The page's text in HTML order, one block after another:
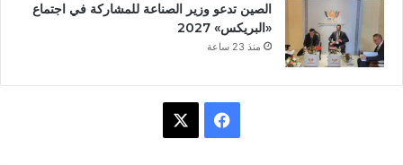
الصين تدعو وزير الصناعة للمشاركة في اجتماع
«البريكس» 2027
منذ 23 ساعة